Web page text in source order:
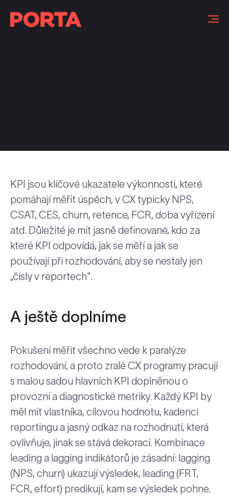
KPI jsou klíčové ukazatele výkonnosti, které
pomáhají měřit úspěch, v CX typicky NPS,
CSAT, CES, churn, retence, FCR, doba vyřízení
atd. Důležité je mít jasně definované, kdo za
které KPI odpovídá, jak se měří a jak se
používají při rozhodování, aby se nestaly jen
„čísly v reportech".
A ještě doplníme
Pokušení měřit všechno vede k paralýze
rozhodování, a proto zralé CX programy pracují
s malou sadou hlavních KPI doplněnou o
provozní a diagnostické metriky. Každý KPI by
měl mít vlastníka, cílovou hodnotu, kadenci
reportingu a jasný odkaz na rozhodnutí, která
ovlivňuje, jinak se stává dekorací. Kombinace
leading a lagging indikátorů je zásadní: lagging
(NPS, churn) ukazují výsledek, leading (FRT,
FCR, effort) predikují, kam se výsledek pohne.